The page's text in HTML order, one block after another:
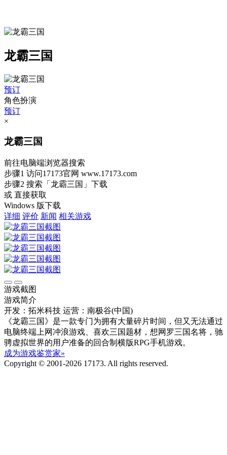
龙霸三国
预订
角色扮演
预订
×
龙霸三国
前往电脑端浏览器搜索
步骤1 访问17173官网 www.17173.com
步骤2 搜索 「龙霸三国」 下载
或 直接获取
Windows 版下载
详细 评价 新闻 相关游戏
游戏截图
游戏简介
开发：拓米科技 运营：南极谷(中国)
《龙霸三国》是一款专门为拥有大量碎片时间，但又无法通过
电脑终端上网冲浪游戏、喜欢三国题材，想网罗三国名将，驰
骋虚拟世界的用户准备的回合制横版RPG手机游戏。
成为游戏鉴赏家»
Copyright © 2001-2026 17173. All rights reserved.